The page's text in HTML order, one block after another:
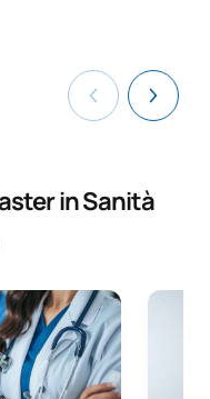
in Sanità